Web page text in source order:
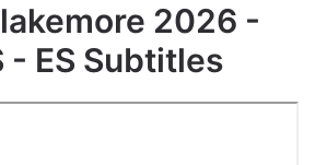
2026 -
- ES Subtitles